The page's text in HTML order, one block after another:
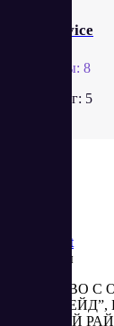
Upservice
Отзывы: 8
Рейтинг: 5
Market
Реквизиты
ОБЩЕСТВО С
МИНСКИЙ